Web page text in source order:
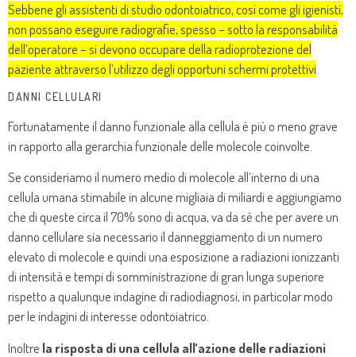
Sebbene gli assistenti di studio odontoiatrico, così come gli igienisti,
non possano eseguire radiografie, spesso – sotto la responsabilità
dell’operatore – si devono occupare della radioprotezione del
paziente attraverso l’utilizzo degli opportuni schermi protettivi.
DANNI CELLULARI
Fortunatamente il danno funzionale alla cellula è più o meno grave
in rapporto alla gerarchia funzionale delle molecole coinvolte.
Se consideriamo il numero medio di molecole all’interno di una
cellula umana stimabile in alcune migliaia di miliardi e aggiungiamo
che di queste circa il 70% sono di acqua, va da sé che per avere un
danno cellulare sia necessario il danneggiamento di un numero
elevato di molecole e quindi una esposizione a radiazioni ionizzanti
di intensità e tempi di somministrazione di gran lunga superiore
rispetto a qualunque indagine di radiodiagnosi, in particolar modo
per le indagini di interesse odontoiatrico.
Inoltre la risposta di una cellula all’azione delle radiazioni